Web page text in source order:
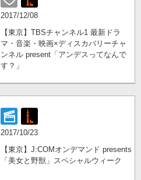
2017/12/08
【東京】TBSチャンネル1 最新ドラ
マ・音楽・映画×ディスカバリーチャ
ンネル present「アンデスってなんで
す？」
2017/10/23
【東京】J:COMオンデマンド presents
「美女と野獣」スペシャルウィーク